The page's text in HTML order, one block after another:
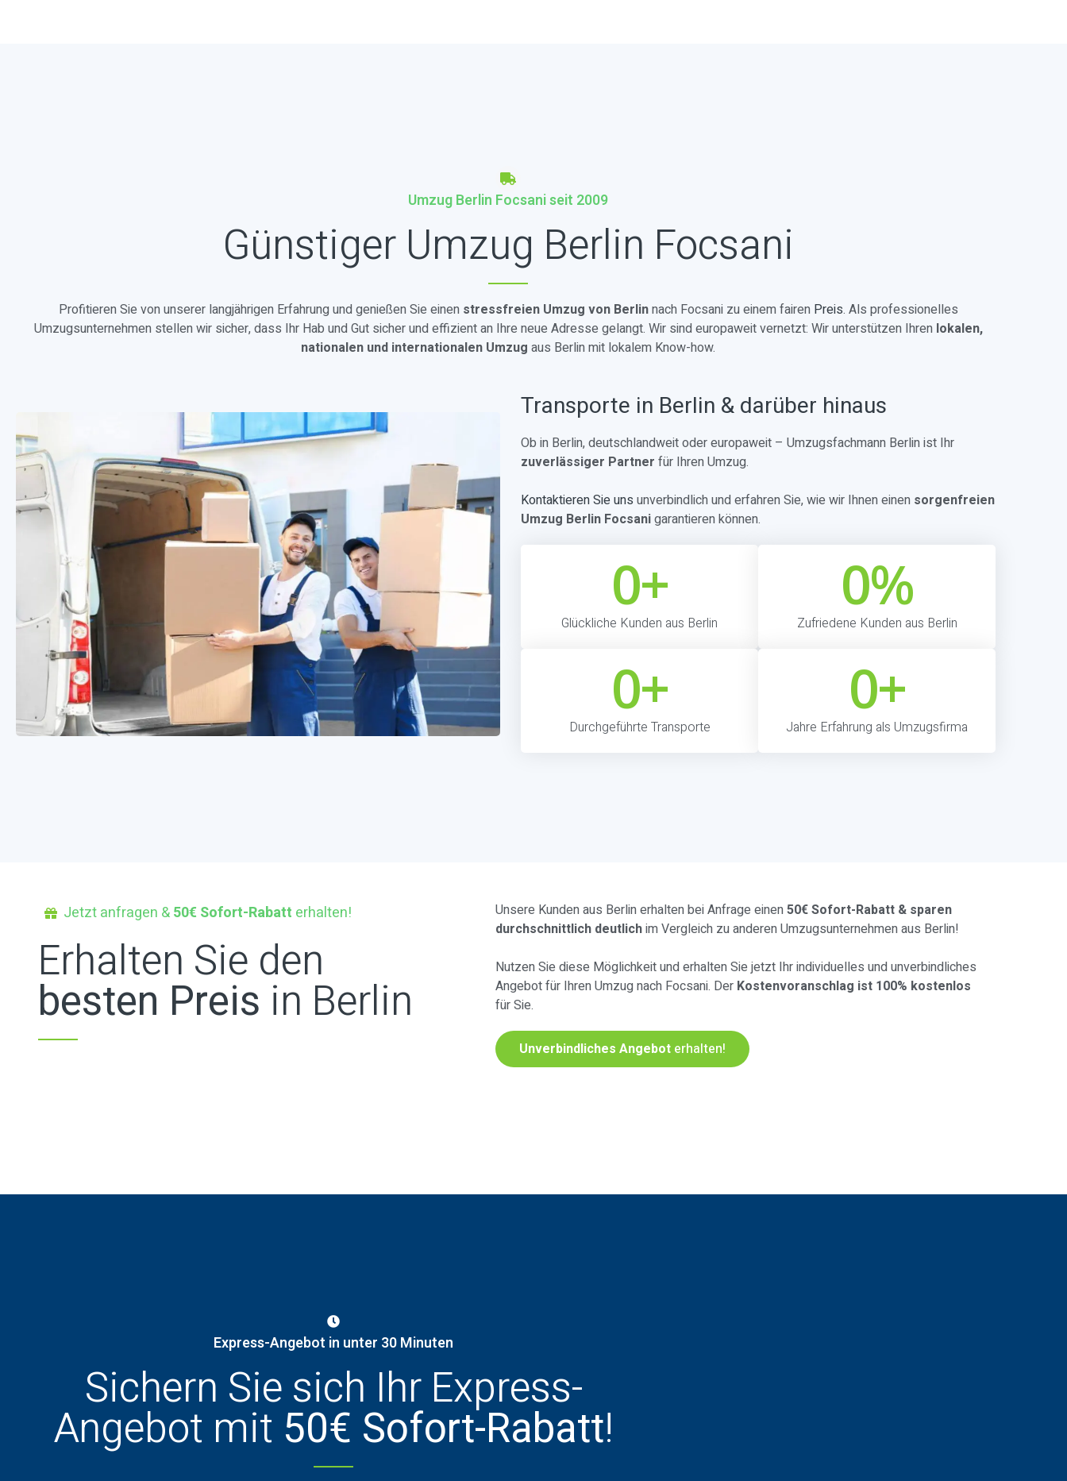
Umzug Berlin Focsani seit 2009
Günstiger Umzug Berlin Focsani
Profitieren Sie von unserer langjährigen Erfahrung und genießen Sie einen stressfreien Umzug von Berlinnach Focsani zu einem fairen Preis. Als professionelles
Umzugsunternehmen stellen wir sicher, dass Ihr Hab und Gut sicher und effizient an Ihre neue Adresse gelangt. Wir sind europaweit vernetzt: Wir unterstützen Ihren lokalen,
nationalen und internationalen Umzug aus Berlin mit lokalem Know-how.
Transporte in Berlin & darüber hinaus
Ob in Berlin, deutschlandweit oder europaweit – Umzugsfachmann Berlin ist Ihr
zuverlässiger Partner für Ihren Umzug.
Kontaktieren Sie uns unverbindlich und erfahren Sie, wie wir Ihnen einen sorgenfreien
Umzug Berlin Focsanigarantieren können.
Glückliche Kunden aus Berlin
0+
Zufriedene Kunden aus Berlin
0%
Durchgeführte Transporte
0+
Jahre Erfahrung als Umzugsfirma
0+
Jetzt anfragen &50€ Sofort-Rabatt erhalten!
Erhalten Sie den
besten Preis in Berlin
Unsere Kunden aus Berlin erhalten bei Anfrage einen50€ Sofort-Rabatt & sparen
durchschnittlich deutlichim Vergleich zu anderen Umzugsunternehmen aus Berlin!
Nutzen Sie diese Möglichkeit und erhalten Sie jetzt Ihr individuelles und unverbindliches
Angebot für Ihren Umzug nach Focsani. Der Kostenvoranschlag ist 100% kostenlos
für Sie.
Unverbindliches Angebot erhalten!
Express-Angebot in unter 30 Minuten
Sichern Sie sich Ihr Express-
Angebot mit 50€ Sofort-Rabatt!